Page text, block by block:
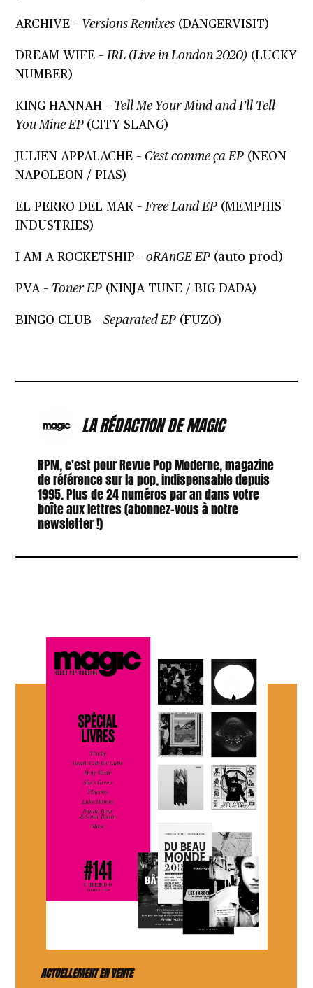
ARCHIVE – Versions Remixes (DANGERVISIT)
DREAM WIFE –IRL (Live in London 2020) (LUCKY
NUMBER)
KING HANNAH – Tell Me Your Mind and I’ll Tell
You Mine EP (CITY SLANG)
JULIEN APPALACHE –C’est comme ça EP (NEON
NAPOLEON / PIAS)
EL PERRO DEL MAR –Free Land EP (MEMPHIS
INDUSTRIES)
I AM A ROCKETSHIP – oRAnGE EP (auto prod)
PVA – Toner EP (NINJA TUNE / BIG DADA)
BINGO CLUB –Separated EP (FUZO)
LA RÉDACTION DE MAGIC
RPM, c'est pour Revue Pop Moderne, magazine
de référence sur la pop, indispensable depuis
1995. Plus de 24 numéros par an dans votre
boîte aux lettres (abonnez-vous à notre
newsletter !)
ACTUELLEMENT EN VENTE